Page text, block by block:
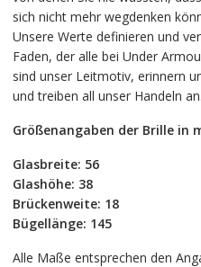
sich nicht mehr wegdenken
Unsere Werte definieren und
Faden, der alle bei Under
sind unser Leitmotiv, erinnern
und treiben all unser Handeln an.
Größenangaben der Brille in
Glasbreite: 56
Glashöhe: 38
Brückenweite: 18
Bügellänge: 145
Alle Maße entsprechen den